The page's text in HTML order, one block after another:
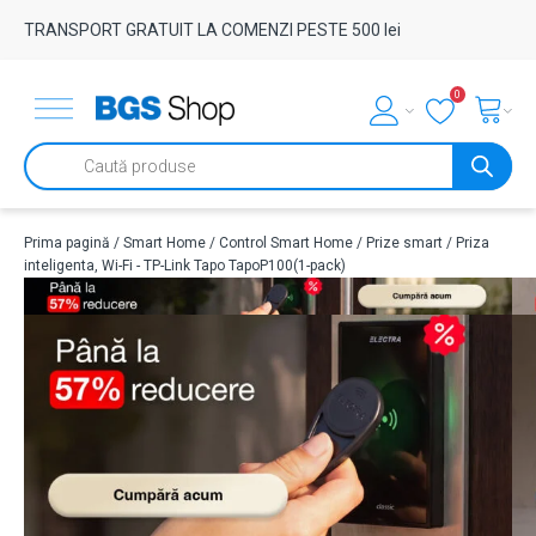
TRANSPORT GRATUIT LA COMENZI PESTE 500 lei
0
Products
search
Prima pagină / Smart Home / Control Smart Home / Prize smart / Priza
inteligenta, Wi-Fi - TP-Link Tapo TapoP100(1-pack)